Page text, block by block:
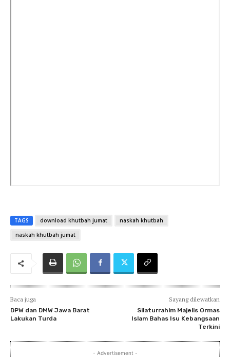
TAGS download khutbah jumat
naskah khutbah
naskah khutbah jumat
Baca juga
DPW dan DMW Jawa Barat
Lakukan Turda
Sayang dilewatkan
Silaturrahim Majelis Ormas
Islam Bahas Isu Kebangsaan
Terkini
- Advertisement -